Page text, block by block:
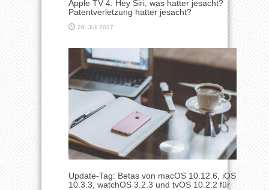
Apple TV 4: Hey Siri, was hatter jesacht?
Patentverletzung hatter jesacht?
28. Juli 2017
Update-Tag: Betas von macOS 10.12.6, iOS
10.3.3, watchOS 3.2.3 und tvOS 10.2.2 für